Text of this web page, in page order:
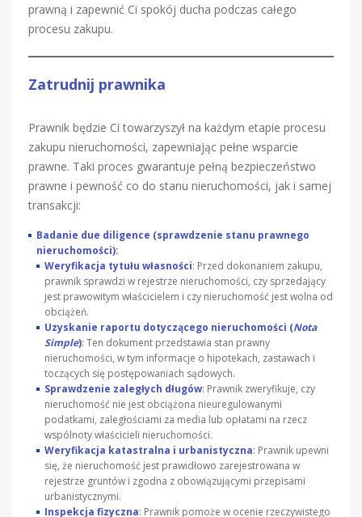
prawną i zapewnić Ci spokój ducha podczas całego
procesu zakupu.
Zatrudnij prawnika
Prawnik będzie Ci towarzyszył na każdym etapie procesu
zakupu nieruchomości, zapewniając pełne wsparcie
prawne. Taki proces gwarantuje pełną bezpieczeństwo
prawne i pewność co do stanu nieruchomości, jak i samej
transakcji:
Badanie due diligence (sprawdzenie stanu prawnego
nieruchomości):
Weryfikacja tytułu własności: Przed dokonaniem zakupu,
prawnik sprawdzi w rejestrze nieruchomości, czy sprzedający
jest prawowitym właścicielem i czy nieruchomość jest wolna od
obciążeń.
Uzyskanie raportu dotyczącego nieruchomości (Nota
Simple): Ten dokument przedstawia stan prawny
nieruchomości, w tym informacje o hipotekach, zastawach i
toczących się postępowaniach sądowych.
Sprawdzenie zaległych długów: Prawnik zweryfikuje, czy
nieruchomość nie jest obciążona nieuregulowanymi
podatkami, zaległościami za media lub opłatami na rzecz
wspólnoty właścicieli nieruchomości.
Weryfikacja katastralna i urbanistyczna: Prawnik upewni
się, że nieruchomość jest prawidłowo zarejestrowana w
rejestrze gruntów i zgodna z obowiązującymi przepisami
urbanistycznymi.
Inspekcja fizyczna: Prawnik pomoże w ocenie rzeczywistego